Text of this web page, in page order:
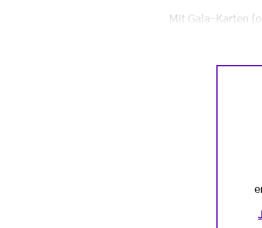
Mit Gala-Karten